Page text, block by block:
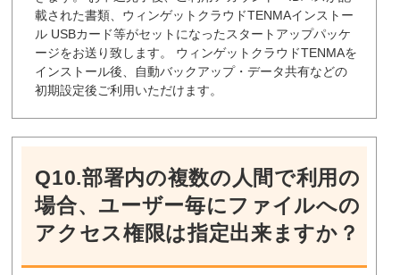
載された書類、ウィンゲットクラウドTENMAインストー
ル USBカード等がセットになったスタートアップパッケ
ージをお送り致します。 ウィンゲットクラウドTENMAを
インストール後、自動バックアップ・データ共有などの
初期設定後ご利用いただけます。
Q10.部署内の複数の人間で利用の
場合、ユーザー毎にファイルへの
アクセス権限は指定出来ますか？